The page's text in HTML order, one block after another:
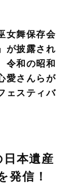
女舞保存会
が披露され
令和の昭和
愛さんらが
ェスティバ
本遺産
発信！